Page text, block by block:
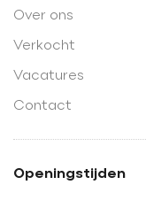
Over ons
Verkocht
Vacatures
Contact
Openingstijden